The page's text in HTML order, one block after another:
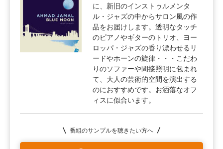
に、新旧のインストゥルメンタ
ル・ジャズの中からサロン風の作
品をお届けします。透明なタッチ
のピアノやギターのトリオ、ヨー
ロッパ・ジャズの香り漂わせるリ
ードやホーンの旋律・・・こだわ
りのソファーや間接照明に包まれ
て、大人の芸術的空間を演出する
のにおすすめです。お洒落なオフ
ィスに似合います。
番組のサンプルを聴きたい方へ